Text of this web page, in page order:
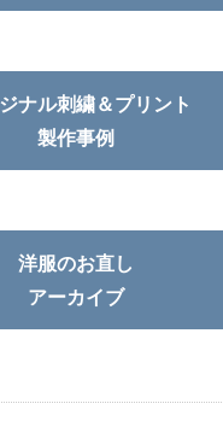
ナル刺繍＆プリント
製作事例
洋服のお直し
アーカイブ